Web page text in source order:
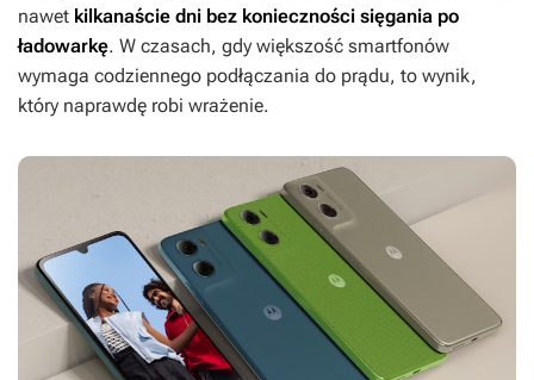
nawet kilkanaście dni bez konieczności sięgania po
ładowarkę. W czasach, gdy większość smartfonów
wymaga codziennego podłączania do prądu, to wynik,
który naprawdę robi wrażenie.